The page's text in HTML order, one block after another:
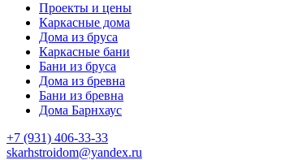
Проекты и цены
Каркасные дома
Дома из бруса
Каркасные бани
Бани из бруса
Дома из бревна
Бани из бревна
Дома Барнхаус
+7 (931) 406-33-33
skarhstroidom@yandex.ru